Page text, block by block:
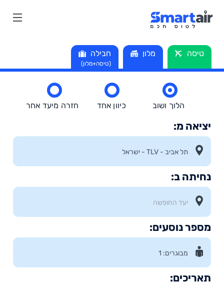
טיסה מלון חבילה
(טיסה+מלון)
הלוך ושוב כיוון אחד חזרה מיעד אחר
יציאה מ:
נחיתה ב:
מספר נוסעים:
תאריכים: